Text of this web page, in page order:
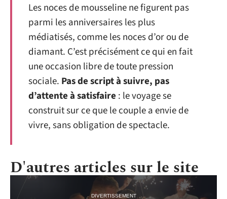
Les noces de mousseline ne figurent pas
parmi les anniversaires les plus
médiatisés, comme les noces d’or ou de
diamant. C’est précisément ce qui en fait
une occasion libre de toute pression
sociale. Pas de script à suivre, pas
d’attente à satisfaire : le voyage se
construit sur ce que le couple a envie de
vivre, sans obligation de spectacle.
D'autres articles sur le site
DIVERTISSEMENT